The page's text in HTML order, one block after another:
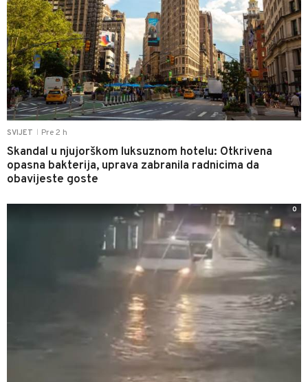
SVIJET Pre 2 h
Skandal u njujorškom luksuznom hotelu: Otkrivena
opasna bakterija, uprava zabranila radnicima da
obavijeste goste
0